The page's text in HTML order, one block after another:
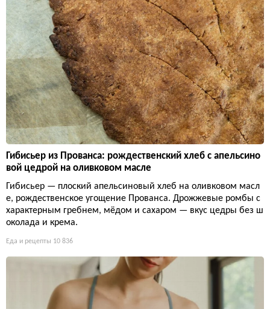
Гибисьер из Прованса: рождественский хлеб с апельсино
вой цедрой на оливковом масле
Гибисьер — плоский апельсиновый хлеб на оливковом масл
е, рождественское угощение Прованса. Дрожжевые ромбы с
характерным гребнем, мёдом и сахаром — вкус цедры без ш
околада и крема.
Еда и рецепты 10 836